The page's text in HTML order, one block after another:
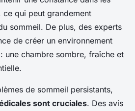
ce qui peut grandement
sommeil. De plus, des experts
de créer un environnement
une chambre sombre, fraîche et
de sommeil persistants,
sont cruciales. Des avis